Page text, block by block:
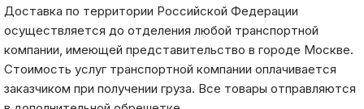
Доставка по территории Российской Федерации
осуществляется до отделения любой транспортной
компании, имеющей представительство в городе Москве.
Стоимость услуг транспортной компании оплачивается
заказчиком при получении груза. Все товары отправляются